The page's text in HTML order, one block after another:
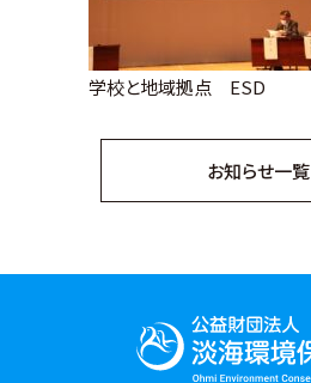
学校と地域拠点 ESD
お知らせ一覧